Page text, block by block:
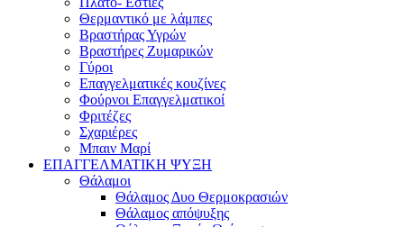
Θερμαντικό με λάμπες
Βραστήρας Υγρών
Βραστήρες Ζυμαρικών
Γύροι
Επαγγελματικές κουζίνες
Φούρνοι Επαγγελματικοί
Φριτέζες
Σχαριέρες
Μπαιν Μαρί
ΕΠΑΓΓΕΛΜΑΤΙΚΗ ΨΥΞΗ
Θάλαμοι
Θάλαμος Δυο Θερμοκρασιών
Θάλαμος απόψυξης